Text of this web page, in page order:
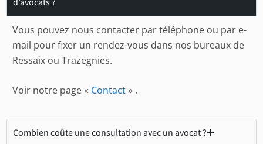
Vous pouvez nous contacter par téléphone ou par e-
mail pour fixer un rendez-vous dans nos bureaux de
Ressaix ou Trazegnies.
Voir notre page « Contact» .
Combien coûte une consultation avec un avocat ?